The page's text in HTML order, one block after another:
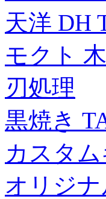
天洋 DH
モクト
刃処理
黒焼き
カスタム
オリジ